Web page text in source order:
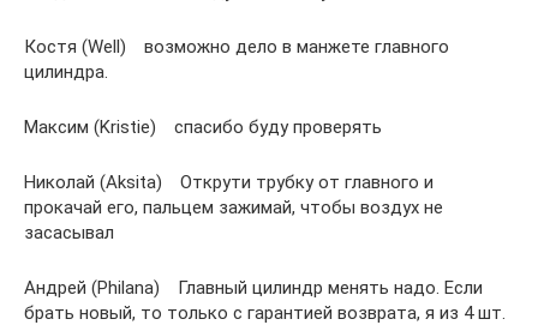
Костя (Well) возможно дело в манжете главного
цилиндра.
Максим (Kristie) спасибо буду проверять
Николай (Aksita) Открути трубку от главного и
прокачай его, пальцем зажимай, чтобы воздух не
засасывал
Андрей (Philana) Главный цилиндр менять надо. Если
брать новый, то только с гарантией возврата, я из 4 шт.